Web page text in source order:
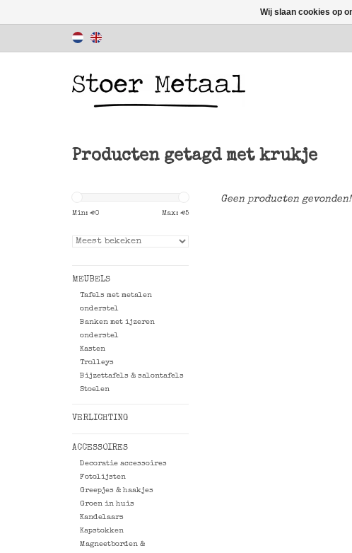
Producten getagd met krukje
Min: €0 Max: €5
MEUBELS
Tafels met metalen
onderstel
Banken met ijzeren
onderstel
Kasten
Trolleys
Bijzettafels & salontafels
Stoelen
VERLICHTING
ACCESSOIRES
Decoratie accessoires
Fotolijsten
Greepjes & haakjes
Groen in huis
Kandelaars
Kapstokken
Magneetborden &
Geen producten
Wij slaan cookies op